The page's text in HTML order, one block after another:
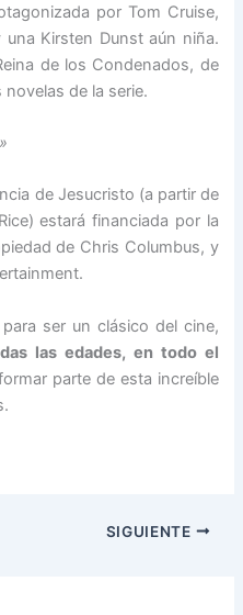
por Tom Cruise,
Kirsten Dunst aún niña.
de los Condenados, de
de la serie.
de Jesucristo (a partir de
estará financiada por la
de Chris Columbus, y
ser un clásico del cine,
las edades, en todo el
parte de esta increíble
SIGUIENTE